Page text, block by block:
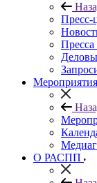
Пресс-
Мероприятия
О РАСПП